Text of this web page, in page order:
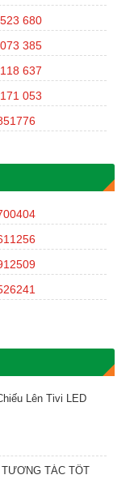
680
385
637
053
Lên Tivi LED
TÁC TỐT